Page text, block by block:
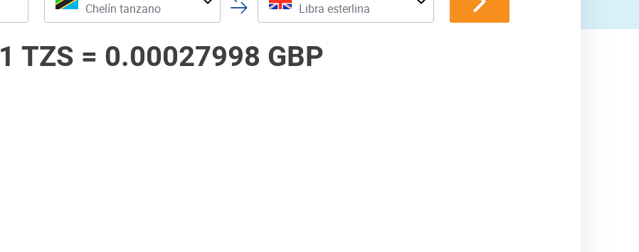
Chelín tanzano Libra esterlina
1 TZS = 0.00027998 GBP